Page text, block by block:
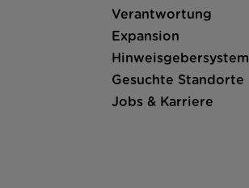
Verantwortung
Expansion
Hinweisgebersystem
Gesuchte Standorte
Jobs & Karriere